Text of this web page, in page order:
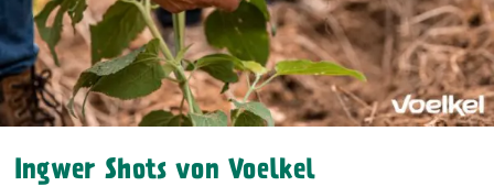
Ingwer Shots von Voelkel